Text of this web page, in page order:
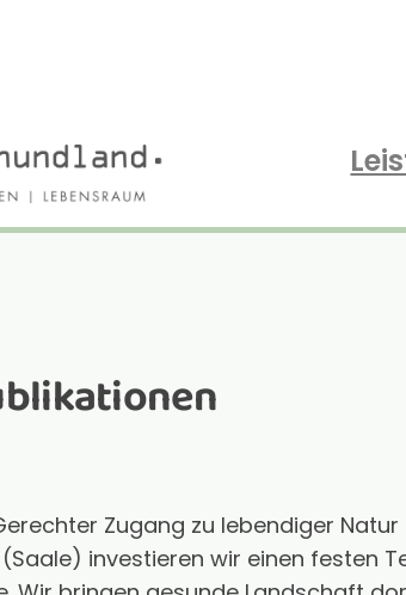
Zugang zu lebendiger
investieren wir einen festen